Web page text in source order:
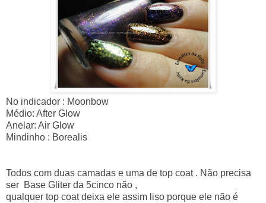
No indicador : Moonbow
Médio: After Glow
Anelar: Air Glow
Mindinho : Borealis
Todos com duas camadas e uma de top coat . Não precisa
ser Base Gliter da 5cinco não ,
qualquer top coat deixa ele assim liso porque ele não é